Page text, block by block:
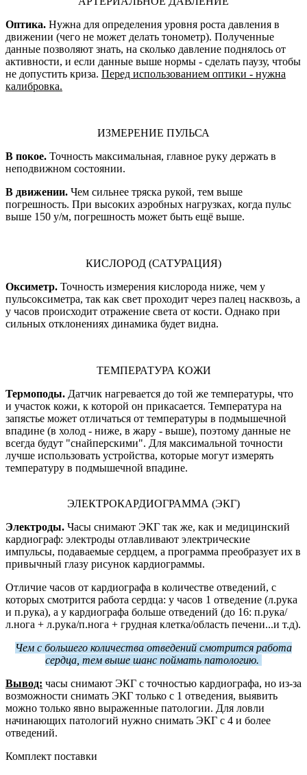
Оптика. Нужна для определения уровня роста давления в
движении (чего не может делать тонометр). Полученные
данные позволяют знать, на сколько давление поднялось от
активности, и если данные выше нормы - сделать паузу, чтобы
не допустить криза. Перед использованием оптики - нужна
калибровка.
ИЗМЕРЕНИЕ ПУЛЬСА
В покое. Точность максимальная, главное руку держать в
неподвижном состоянии.
В движении. Чем сильнее тряска рукой, тем выше
погрешность. При высоких аэробных нагрузках, когда пульс
выше 150 у/м, погрешность может быть ещё выше.
КИСЛОРОД (САТУРАЦИЯ)
Оксиметр. Точность измерения кислорода ниже, чем у
пульсоксиметра, так как свет проходит через палец насквозь, а
у часов происходит отражение света от кости. Однако при
сильных отклонениях динамика будет видна.
ТЕМПЕРАТУРА КОЖИ
Термоподы. Датчик нагревается до той же температуры, что
и участок кожи, к которой он прикасается. Температура на
запястье может отличаться от температуры в подмышечной
впадине (в холод - ниже, в жару - выше), поэтому данные не
всегда будут "снайперскими". Для максимальной точности
лучше использовать устройства, которые могут измерять
температуру в подмышечной впадине.
ЭЛЕКТРОКАРДИОГРАММА (ЭКГ)
Электроды. Часы снимают ЭКГ так же, как и медицинский
кардиограф: электроды отлавливают электрические
импульсы, подаваемые сердцем, а программа преобразует их в
привычный глазу рисунок кардиограммы.
Отличие часов от кардиографа в количестве отведений, с
которых смотрится работа сердца: у часов 1 отведение (л.рука
и п.рука), а у кардиографа больше отведений (до 16: п.рука/
л.нога + л.рука/п.нога + грудная клетка/область печени...и т.д).
Чем с большего количества отведений смотрится работа
сердца, тем выше шанс поймать патологию.
Вывод: часы снимают ЭКГ с точностью кардиографа, но из-за
возможности снимать ЭКГ только с 1 отведения, выявить
можно только явно выраженные патологии. Для ловли
начинающих патологий нужно снимать ЭКГ с 4 и более
отведений.
Комплект поставки